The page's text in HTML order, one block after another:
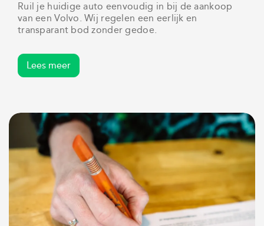
Ruil je huidige auto eenvoudig in bij de aankoop
van een Volvo. Wij regelen een eerlijk en
transparant bod zonder gedoe.
Lees meer